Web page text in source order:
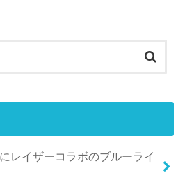
レイザーコラボのブルーライ